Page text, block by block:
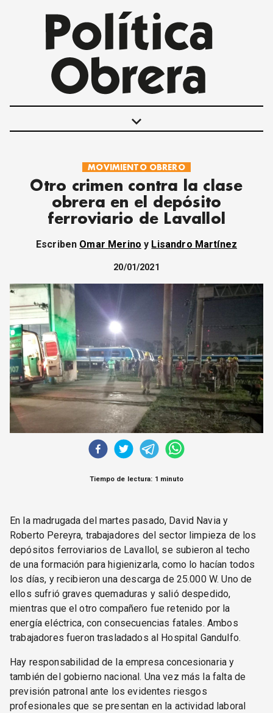
keyboard_arrow_down
POLÍTICAS
INTERNACIONALES
MOVIMIENTO OBRERO
MUJER
SOCIEDAD Y CULTURA
JUVENTUD
CORREO DE LECTORES
DEBATE
ARCHIVO
DECLARACIONES
OPINIÓN
ALTAMIRA RESPONDE
Política Obrera Revista
CONTACTO
MOVIMIENTO OBRERO
Otro crimen contra la clase
obrera en el depósito
ferroviario de Lavallol
Escriben Omar Merino y Lisandro Martínez
20/01/2021
Tiempo de lectura: 1 minuto
En la madrugada del martes pasado, David Navia y
Roberto Pereyra, trabajadores del sector limpieza de los
depósitos ferroviarios de Lavallol, se subieron al techo
de una formación para higienizarla, como lo hacían todos
los días, y recibieron una descarga de 25.000 W. Uno de
ellos sufrió graves quemaduras y salió despedido,
mientras que el otro compañero fue retenido por la
energía eléctrica, con consecuencias fatales. Ambos
trabajadores fueron trasladados al Hospital Gandulfo.
Hay responsabilidad de la empresa concesionaria y
también del gobierno nacional. Una vez más la falta de
previsión patronal ante los evidentes riesgos
profesionales que se presentan en la actividad laboral